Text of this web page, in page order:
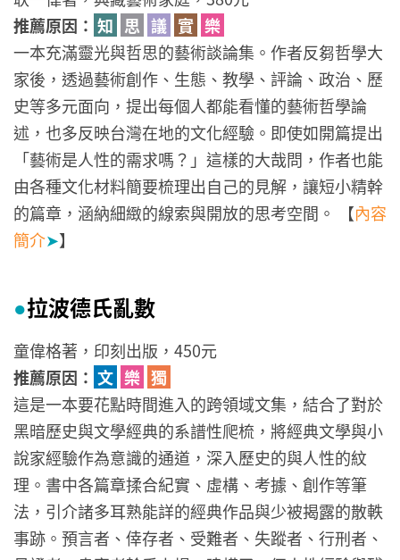
推薦原因： 知 思 議 實 樂
一本充滿靈光與哲思的藝術談論集。作者反芻哲學大
家後，透過藝術創作、生態、教學、評論、政治、歷
史等多元面向，提出每個人都能看懂的藝術哲學論
述，也多反映台灣在地的文化經驗。即使如開篇提出
「藝術是人性的需求嗎？」這樣的大哉問，作者也能
由各種文化材料簡要梳理出自己的見解，讓短小精幹
的篇章，涵納細緻的線索與開放的思考空間。 【內容
簡介➤】
●拉波德氏亂數
童偉格著，印刻出版，450元
推薦原因： 文 樂 獨
這是一本要花點時間進入的跨領域文集，結合了對於
黑暗歷史與文學經典的系譜性爬梳，將經典文學與小
說家經驗作為意識的通道，深入歷史的與人性的紋
理。書中各篇章揉合紀實、虛構、考據、創作等筆
法，引介諸多耳熟能詳的經典作品與少被揭露的散軼
事跡。預言者、倖存者、受難者、失蹤者、行刑者、